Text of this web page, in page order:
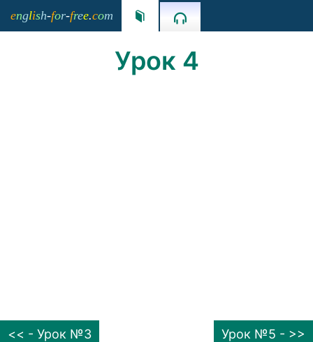
english-for-free.com  
Урок 4
<< - Урок №3 Урок №5 - >>